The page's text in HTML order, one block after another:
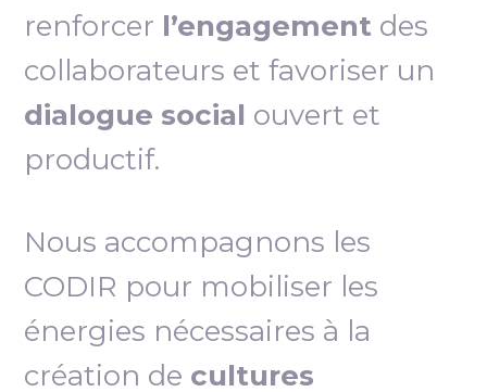
renforcer l’engagement des
collaborateurs et favoriser un
dialogue social ouvert et
productif.
Nous accompagnons les
CODIR pour mobiliser les
énergies nécessaires à la
création de cultures